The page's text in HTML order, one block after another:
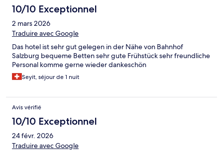
10/10 Exceptionnel
2 mars 2026
Traduire avec Google
Das hotel ist sehr gut gelegen in der Nähe von Bahnhof
Salzburg bequeme Betten sehr gute Frühstück sehr freundliche
Personal komme gerne wieder dankeschön
Seyit, séjour de 1 nuit
Avis vérifié
10/10 Exceptionnel
24 févr. 2026
Traduire avec Google